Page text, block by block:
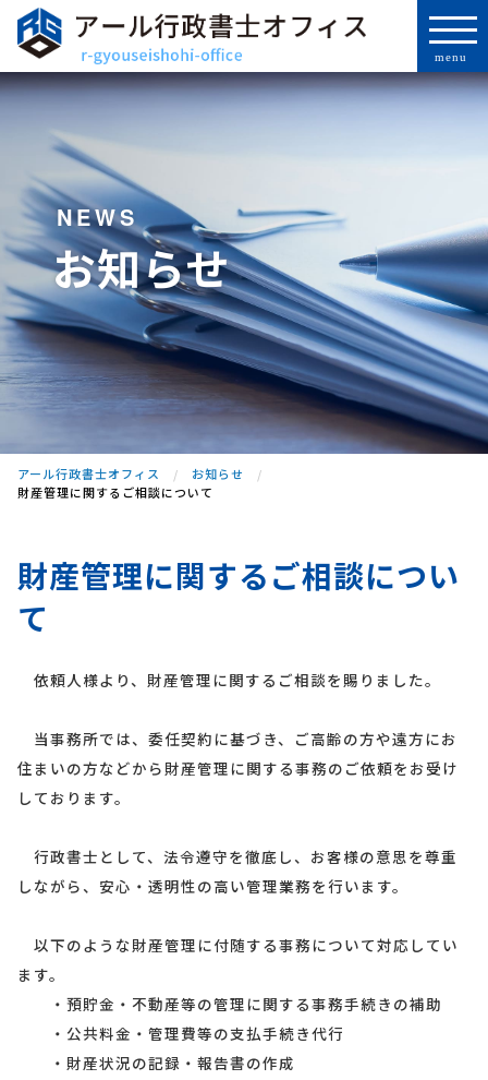
NEWS
お知らせ
アール行政書士オフィス
お知らせ
財産管理に関するご相談について
財産管理に関するご相談につい
て
依頼人様より、財産管理に関するご相談を賜りました。
当事務所では、委任契約に基づき、ご高齢の方や遠方にお
住まいの方などから財産管理に関する事務のご依頼をお受け
しております。
行政書士として、法令遵守を徹底し、お客様の意思を尊重
しながら、安心・透明性の高い管理業務を行います。
以下のような財産管理に付随する事務について対応してい
ます。
・預貯金・不動産等の管理に関する事務手続きの補助
・公共料金・管理費等の支払手続き代行
・財産状況の記録・報告書の作成